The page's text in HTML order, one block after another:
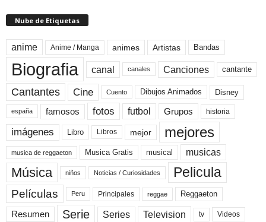
Nube de Etiquetas
anime Anime / Manga animes Artistas Bandas
Biografia canal canales Canciones cantante
Cantantes Cine Cuento Dibujos Animados Disney
españa famosos fotos futbol Grupos historia
imágenes Libro Libros mejor mejores
musica de reggaeton Musica Gratis musical musicas
Música niños Noticias / Curiosidades Pelicula
Películas Peru Principales reggae Reggaeton
Resumen Serie Series Television tv Videos